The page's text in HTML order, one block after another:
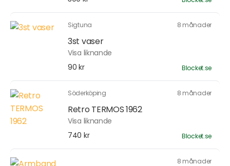
Sigtuna 8 månader
3st vaser
Visa liknande
90 kr
Blocket.se
Söderköping 8 månader
Retro TERMOS 1962
Visa liknande
740 kr
Blocket.se
8 månader